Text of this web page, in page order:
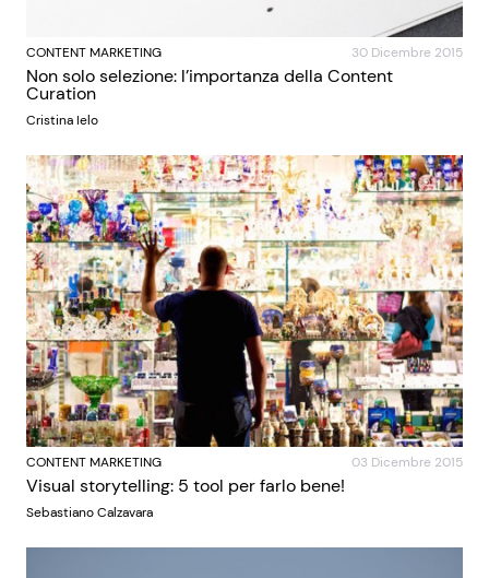
CONTENT MARKETING 30 Dicembre 2015
Non solo selezione: l’importanza della Content
Curation
Cristina Ielo
CONTENT MARKETING 03 Dicembre 2015
Visual storytelling: 5 tool per farlo bene!
Sebastiano Calzavara